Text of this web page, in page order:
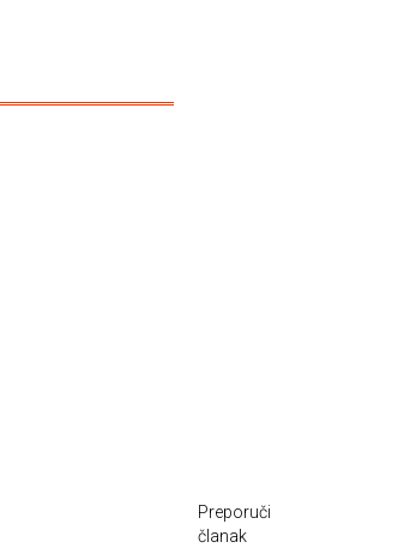
Preporuči
članak